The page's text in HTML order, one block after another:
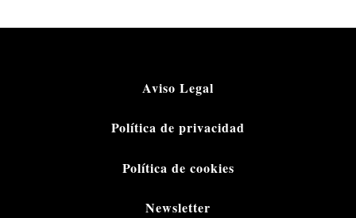
Aviso Legal
Política de privacidad
Política de cookies
Newsletter